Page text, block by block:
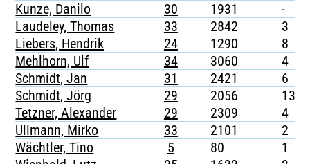
Kunze, Danilo
30 1931 -
Laudeley, Thomas
33 2842 3
Liebers, Hendrik
24 1290 8
Mehlhorn, Ulf
34 3060 4
Schmidt, Jan
31 2421 6
Schmidt, Jörg
29 2056 13
Tetzner, Alexander
29 2309 4
Ullmann, Mirko
33 2101 2
Wächtler, Tino
5 80 1